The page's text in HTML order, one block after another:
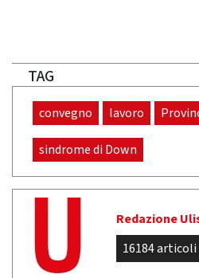
TAG
convegno lavoro
sindrome di Down
Redazione
16184 articoli